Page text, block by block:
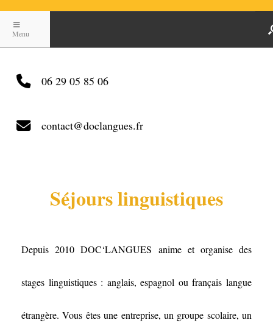
Menu
06 29 05 85 06
contact@doclangues.fr
Séjours linguistiques
Depuis 2010 DOC‘LANGUES anime et organise des
stages linguistiques : anglais, espagnol ou français langue
étrangère. Vous êtes une entreprise, un groupe scolaire, un